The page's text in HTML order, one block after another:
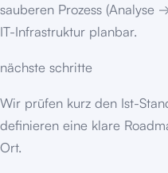
sauberen Prozess
IT-Infrastruktur planbar.
nächste schritte
Wir prüfen kurz den Ist-
definieren eine klare
Ort.